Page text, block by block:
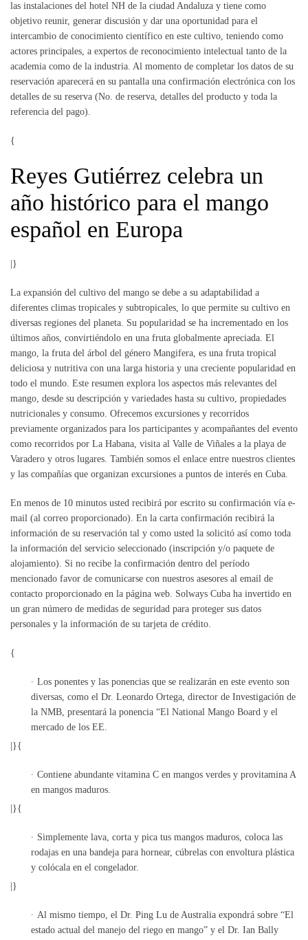
las instalaciones del hotel NH de la ciudad Andaluza y tiene como
objetivo reunir, generar discusión y dar una oportunidad para el
intercambio de conocimiento científico en este cultivo, teniendo como
actores principales, a expertos de reconocimiento intelectual tanto de la
academia como de la industria. Al momento de completar los datos de su
reservación aparecerá en su pantalla una confirmación electrónica con los
detalles de su reserva (No. de reserva, detalles del producto y toda la
referencia del pago).
{
Reyes Gutiérrez celebra un
año histórico para el mango
español en Europa
|}
La expansión del cultivo del mango se debe a su adaptabilidad a
diferentes climas tropicales y subtropicales, lo que permite su cultivo en
diversas regiones del planeta. Su popularidad se ha incrementado en los
últimos años, convirtiéndolo en una fruta globalmente apreciada. El
mango, la fruta del árbol del género Mangifera, es una fruta tropical
deliciosa y nutritiva con una larga historia y una creciente popularidad en
todo el mundo. Este resumen explora los aspectos más relevantes del
mango, desde su descripción y variedades hasta su cultivo, propiedades
nutricionales y consumo. Ofrecemos excursiones y recorridos
previamente organizados para los participantes y acompañantes del evento
como recorridos por La Habana, visita al Valle de Viñales a la playa de
Varadero y otros lugares. También somos el enlace entre nuestros clientes
y las compañías que organizan excursiones a puntos de interés en Cuba.
En menos de 10 minutos usted recibirá por escrito su confirmación vía e-
mail (al correo proporcionado). En la carta confirmación recibirá la
información de su reservación tal y como usted la solicitó así como toda
la información del servicio seleccionado (inscripción y/o paquete de
alojamiento). Si no recibe la confirmación dentro del período
mencionado favor de comunicarse con nuestros asesores al email de
contacto proporcionado en la página web. Solways Cuba ha invertido en
un gran número de medidas de seguridad para proteger sus datos
personales y la información de su tarjeta de crédito.
{
Los ponentes y las ponencias que se realizarán en este evento son
diversas, como el Dr. Leonardo Ortega, director de Investigación de
la NMB, presentará la ponencia “El National Mango Board y el
mercado de los EE.
|}{
Contiene abundante vitamina C en mangos verdes y provitamina A
en mangos maduros.
|}{
Simplemente lava, corta y pica tus mangos maduros, coloca las
rodajas en una bandeja para hornear, cúbrelas con envoltura plástica
y colócala en el congelador.
|}
Al mismo tiempo, el Dr. Ping Lu de Australia expondrá sobre “El
estado actual del manejo del riego en mango” y el Dr. Ian Bally